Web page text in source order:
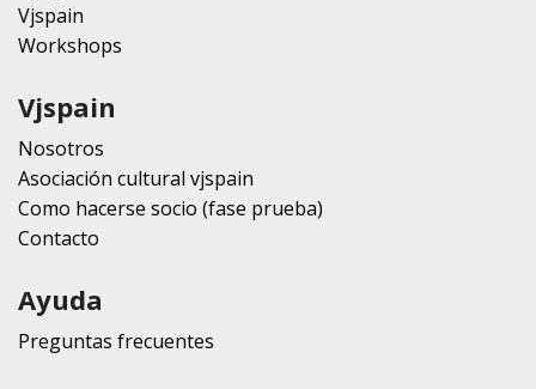
Vjspain
Workshops
Vjspain
Nosotros
Asociación cultural vjspain
Como hacerse socio (fase prueba)
Contacto
Ayuda
Preguntas frecuentes